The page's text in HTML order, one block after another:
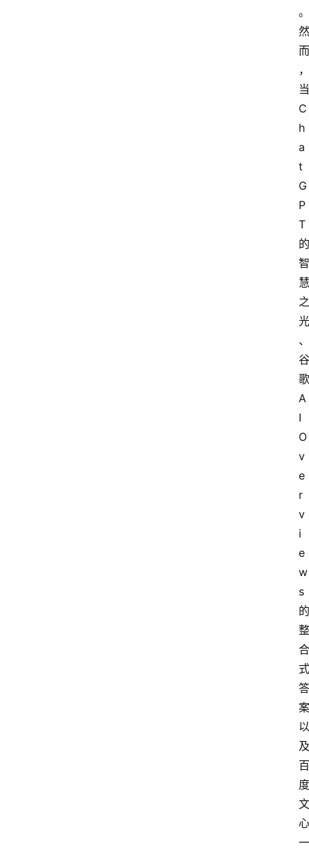
。
然
而
，
当
C
h
a
t
G
P
T
的
智
慧
之
光
、
谷
歌
A
I
O
v
e
r
v
i
e
w
s
的
整
合
式
答
案
以
及
百
度
文
心
一